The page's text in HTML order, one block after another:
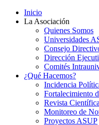
Inicio
La Asociación
Quienes Somos
Universidades
Consejo
Dirección
Comités
¿Qué Hacemos?
Incidencia
Fortalecimiento
Revista Científica
Monitoreo de
Proyectos ASUP